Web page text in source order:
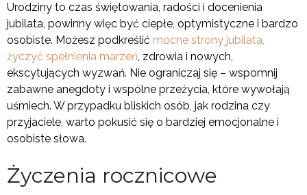
Urodziny to czas świętowania, radości i docenienia
jubilata, powinny więc być ciepłe, optymistyczne i bardzo
osobiste. Możesz podkreślić mocne strony jubilata,
życzyć spełnienia marzeń, zdrowia i nowych,
ekscytujących wyzwań. Nie ograniczaj się – wspomnij
zabawne anegdoty i wspólne przeżycia, które wywołają
uśmiech. W przypadku bliskich osób, jak rodzina czy
przyjaciele, warto pokusić się o bardziej emocjonalne i
osobiste słowa.
Życzenia rocznicowe